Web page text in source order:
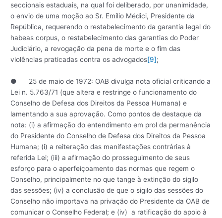
seccionais estaduais, na qual foi deliberado, por unanimidade,
o envio de uma moção ao Sr. Emílio Médici, Presidente da
República, requerendo o restabelecimento da garantia legal do
habeas corpus, o restabelecimento das garantias do Poder
Judiciário, a revogação da pena de morte e o fim das
violências praticadas contra os advogados[9];
● 25 de maio de 1972: OAB divulga nota oficial criticando a
Lei n. 5.763/71 (que altera e restringe o funcionamento do
Conselho de Defesa dos Direitos da Pessoa Humana) e
lamentando a sua aprovação. Como pontos de destaque da
nota: (i) a afirmação do entendimento em prol da permanência
do Presidente do Conselho de Defesa dos Direitos da Pessoa
Humana; (i) a reiteração das manifestações contrárias à
referida Lei; (iii) a afirmação do prosseguimento de seus
esforço para o aperfeiçoamento das normas que regem o
Conselho, principalmente no que tange à extinção do sigilo
das sessões; (iv) a conclusão de que o sigilo das sessões do
Conselho não importava na privação do Presidente da OAB de
comunicar o Conselho Federal; e (iv) a ratificação do apoio à